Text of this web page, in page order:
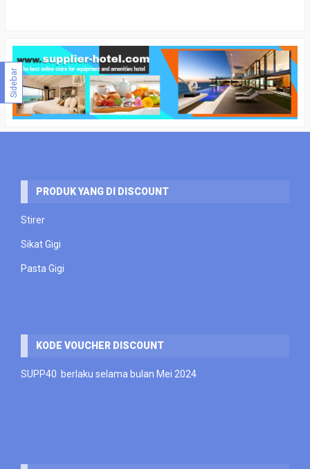
Sidebar
PRODUK YANG DI DISCOUNT
Stirer
Sikat Gigi
Pasta Gigi
KODE VOUCHER DISCOUNT
SUPP40 berlaku selama bulan Mei 2024